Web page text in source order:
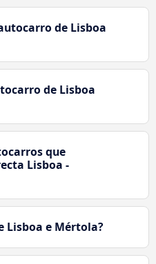
de Lisboa
de Lisboa
que
Lisboa -
Lisboa e Mértola?